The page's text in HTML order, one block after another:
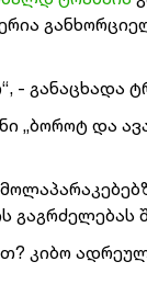
- განაცხადა
„ბოროტ და
გაგრძელებას
კიბო